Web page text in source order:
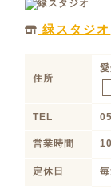
緑スタジオ
住所
TEL
営業時間
定休日